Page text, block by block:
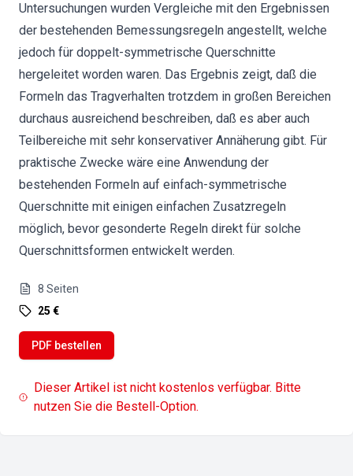
Untersuchungen wurden Vergleiche mit den Ergebnissen
der bestehenden Bemessungsregeln angestellt, welche
jedoch für doppelt-symmetrische Querschnitte
hergeleitet worden waren. Das Ergebnis zeigt, daß die
Formeln das Tragverhalten trotzdem in großen Bereichen
durchaus ausreichend beschreiben, daß es aber auch
Teilbereiche mit sehr konservativer Annäherung gibt. Für
praktische Zwecke wäre eine Anwendung der
bestehenden Formeln auf einfach-symmetrische
Querschnitte mit einigen einfachen Zusatzregeln
möglich, bevor gesonderte Regeln direkt für solche
Querschnittsformen entwickelt werden.
8 Seiten
25 €
PDF bestellen
Dieser Artikel ist nicht kostenlos verfügbar. Bitte
nutzen Sie die Bestell-Option.